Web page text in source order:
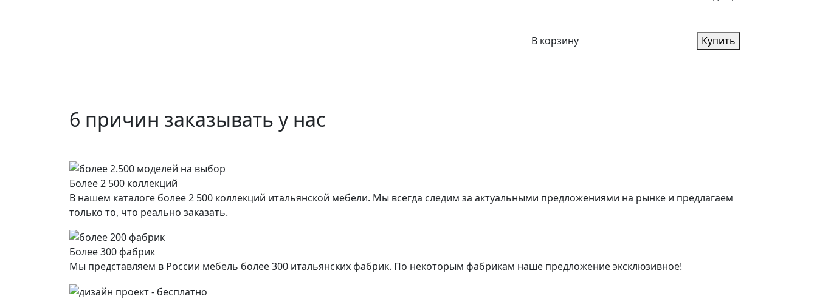
В корзину Купить
6 причин заказывать у нас
Более 2 500 коллекций
В нашем каталоге более 2 500 коллекций итальянской мебели. Мы всегда следим за актуальными предложениями на рынке и предлагаем
только то, что реально заказать.
Более 300 фабрик
Мы представляем в России мебель более 300 итальянских фабрик. По некоторым фабрикам наше предложение эксклюзивное!